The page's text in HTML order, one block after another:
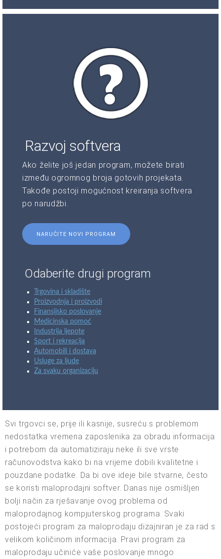
Razvoj softvera
Ako želite još jedan program, možete birati
između ogromnog broja gotovih projekata.
Takođe postoji mogućnost kreiranja softvera
po narudžbi.
NARUČITE NOVI PROGRAM
Odaberite drugi program
Trgovina i skladište
Proizvodnja i proizvodi
Finansijsko poslovanje
Medicinska pomoć
Industrija ljepote
Sport i rekreacija
Automobili i dostava
Usluge za ljude
Za svaku organizaciju
Svi trgovci se, prije ili kasnije, susreću s problemom
nedostatka vremena zaposlenika za obradu informacija
i potrebom da automatiziraju neke ili sve vrste
računovodstva kako bi na vrijeme dobili kvalitetne i
pouzdane podatke. Da bi ove ideje bile stvarne, često
se koristi maloprodajni softver. Danas nije osmišljen
bolji način za rješavanje ovog problema od
maloprodajnog kompjuterskog programa. Svaki
postojeći program za maloprodaju dizajniran je za rad s
velikom količinom informacija. Pravi program za
maloprodaju učiniće vaše poslovanje mnogo